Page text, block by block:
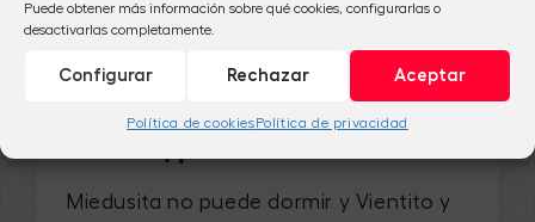
Puede obtener más información sobre qué cookies, configurarlas o
desactivarlas completamente.
Aceptar
Rechazar
Configurar
Política de cookiesPolítica de privacidad
NOTICIAS
Miedusita no puede dormir y
Vientito y el domador de
Miedusita no puede dormir y Vientito y